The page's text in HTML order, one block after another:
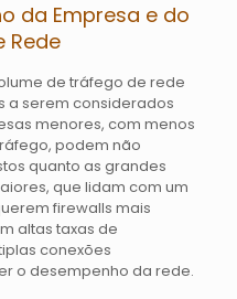
da Empresa e do
Rede
de tráfego de rede
a serem considerados
menores, com menos
podem não
quanto as grandes
que lidam com um
firewalls mais
altas taxas de
conexões
o desempenho da rede.